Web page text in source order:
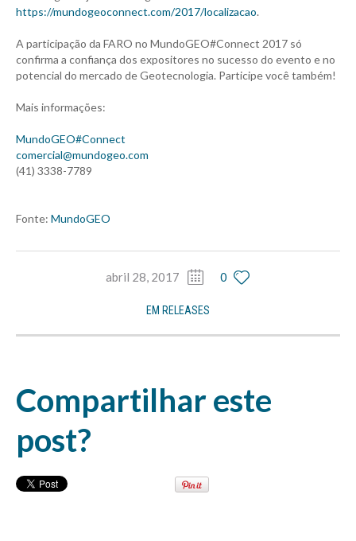
https://mundogeoconnect.com/2017/localizacao.
A participação da FARO no MundoGEO#Connect 2017 só
confirma a confiança dos expositores no sucesso do evento e no
potencial do mercado de Geotecnologia. Participe você também!
Mais informações:
MundoGEO#Connect
comercial@mundogeo.com
(41) 3338-7789
Fonte: MundoGEO
abril 28, 2017 0
EM RELEASES
Compartilhar este
post?